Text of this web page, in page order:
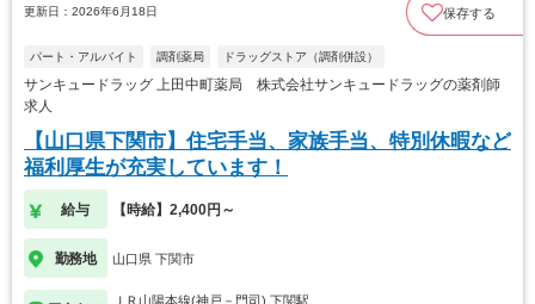
更新日：2026年6月18日 保存する
パート・アルバイト 調剤薬局 ドラッグストア（調剤併設）
サンキュードラッグ 上田中町薬局 株式会社サンキュードラッグの薬剤師
求人
【山口県下関市】住宅手当、家族手当、特別休暇など
福利厚生が充実しています！
給与 【時給】2,400円～
勤務地 山口県 下関市
ＪＲ山陽本線(神戸－門司) 下関駅